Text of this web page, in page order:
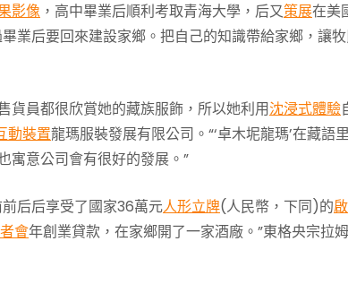
影像 ，高中畢業后順利考取青海大學，后又策展在美
業后要回來建設家鄉。把自己的知識帶給家鄉，讓
貨員都很欣賞她的藏族服飾，所以她利用沈浸式體驗
動裝置龍瑪服裝發展有限公司。“‘卓木坭龍瑪’在藏語
寓意公司會有很好的發展。”
前后后享受了國家36萬元人形立牌(人民幣，下同)的
會年創業貸款，在家鄉開了一家酒廠。”東格央宗拉姆